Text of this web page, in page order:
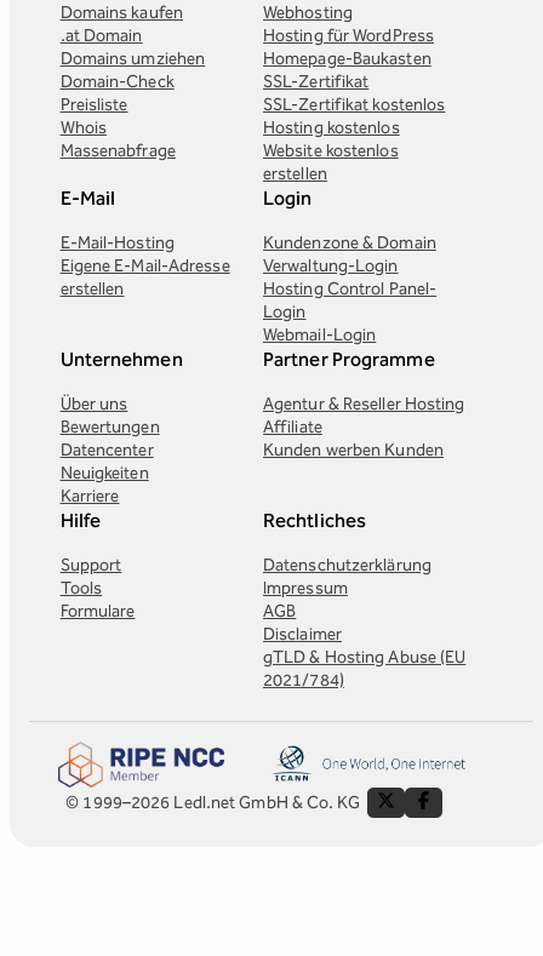
Domains kaufen
.at Domain
Domains umziehen
Domain-Check
Preisliste
Whois
Massenabfrage
Webhosting
Hosting für WordPress
Homepage-Baukasten
SSL-Zertifikat
SSL-Zertifikat kostenlos
Hosting kostenlos
Website kostenlos
erstellen
E-Mail
E-Mail-Hosting
Eigene E-Mail-Adresse
erstellen
Login
Kundenzone & Domain
Verwaltung-Login
Hosting Control Panel-
Login
Webmail-Login
Unternehmen
Über uns
Bewertungen
Datencenter
Neuigkeiten
Karriere
Partner Programme
Agentur & Reseller Hosting
Affiliate
Kunden werben Kunden
Hilfe
Support
Tools
Formulare
Rechtliches
Datenschutzerklärung
Impressum
AGB
Disclaimer
gTLD & Hosting Abuse (EU
2021/784)
© 1999–2026 Ledl.net GmbH & Co. KG